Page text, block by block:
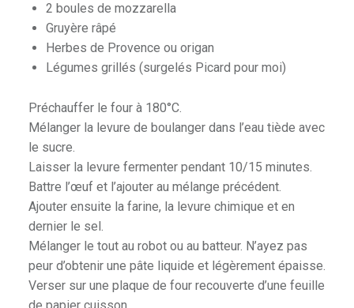
2 boules de mozzarella
Gruyère râpé
Herbes de Provence ou origan
Légumes grillés (surgelés Picard pour moi)
Préchauffer le four à 180°C.
Mélanger la levure de boulanger dans l’eau tiède avec
le sucre.
Laisser la levure fermenter pendant 10/15 minutes.
Battre l’œuf et l’ajouter au mélange précédent.
Ajouter ensuite la farine, la levure chimique et en
dernier le sel.
Mélanger le tout au robot ou au batteur. N’ayez pas
peur d’obtenir une pâte liquide et légèrement épaisse.
Verser sur une plaque de four recouverte d’une feuille